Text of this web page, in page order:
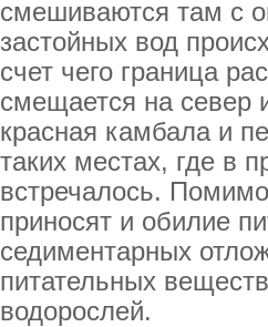
смешиваются там с
застойных вод
счет чего граница
смещается на север
красная камбала и
таких местах, где в
встречалось.
приносят и обилие
седиментарных
питательных
водорослей.